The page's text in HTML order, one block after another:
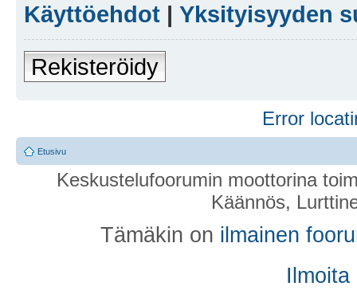
Käyttöehdot | Yksityisyyden
Rekisteröidy
Error
Etusivu
Keskustelufoorumin moottorina
Käännös,
Tämäkin on ilmainen